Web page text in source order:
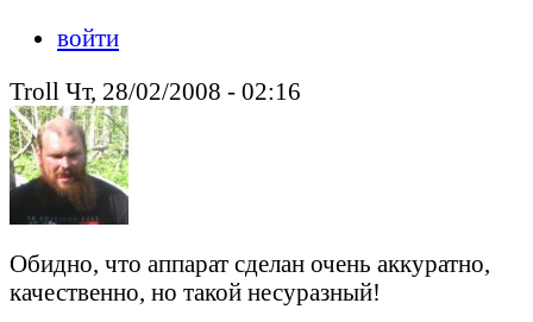
войти
Troll Чт, 28/02/2008 - 02:16
Обидно, что аппарат сделан очень аккуратно,
качественно, но такой несуразный!